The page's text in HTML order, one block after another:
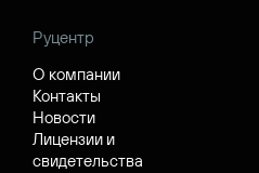
Руцентр
О компании
Контакты
Новости
Лицензии и
свидетельства